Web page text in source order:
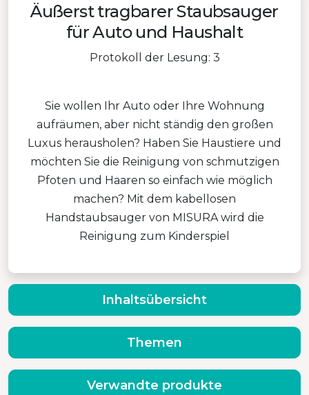
Äußerst tragbarer Staubsauger
für Auto und Haushalt
Protokoll der Lesung: 3
Sie wollen Ihr Auto oder Ihre Wohnung
aufräumen, aber nicht ständig den großen
Luxus herausholen? Haben Sie Haustiere und
möchten Sie die Reinigung von schmutzigen
Pfoten und Haaren so einfach wie möglich
machen? Mit dem kabellosen
Handstaubsauger von MISURA wird die
Reinigung zum Kinderspiel
Inhaltsübersicht
Themen
Verwandte produkte